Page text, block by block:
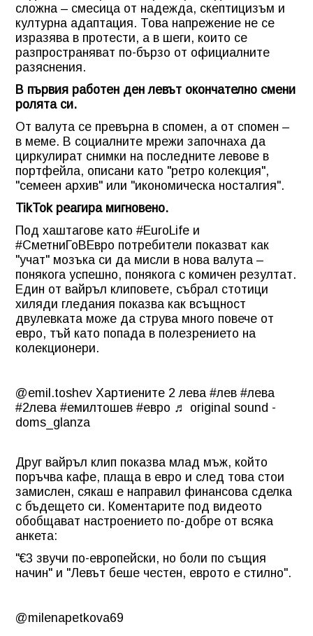
сложна – смесица от надежда, скептицизъм и
културна адаптация. Това напрежение не се
изразява в протести, а в шеги, които се
разпространяват по-бързо от официалните
разяснения.
В първия работен ден левът окончателно смени
ролята си.
От валута се превърна в спомен, а от спомен –
в меме. В социалните мрежи започнаха да
циркулират снимки на последните левове в
портфейла, описани като "ретро колекция",
"семеен архив" или "икономическа носталгия".
TikTok реагира мигновено.
Под хаштагове като #EuroLife и
#СметниГоВЕвро потребители показват как
"учат" мозъка си да мисли в нова валута –
понякога успешно, понякога с комичен резултат.
Един от вайръл клиповете, събрал стотици
хиляди гледания показва как всъщност
двулевката може да струва много повече от
евро, тъй като попада в полезрението на
колекционери.
@emil.toshev Хартиените 2 лева #лев #лева
#2лева #емилтошев #евро ♬ original sound -
doms_glanza
Друг вайръл клип показва млад мъж, който
поръчва кафе, плаща в евро и след това стои
замислен, сякаш е направил финансова сделка
с бъдещето си. Коментарите под видеото
обобщават настроението по-добре от всяка
анкета:
"€3 звучи по-европейски, но боли по същия
начин" и "Левът беше честен, еврото е стилно".
@milenapetkova69